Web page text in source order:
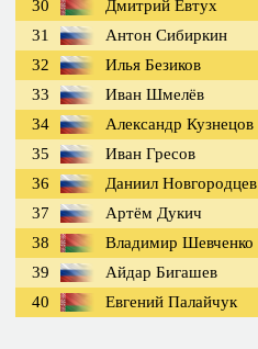
30
Дмитрий Евтух
31
Антон Сибиркин
32
Илья Безиков
33
Иван Шмелёв
34
Александр Кузнецов
35
Иван Гресов
36
Даниил Новгородцев
37
Артём Дукич
38
Владимир Шевченко
39
Айдар Бигашев
40
Евгений Палайчук